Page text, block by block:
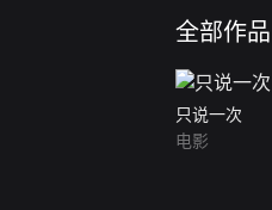
全部作品
只说一次
电影